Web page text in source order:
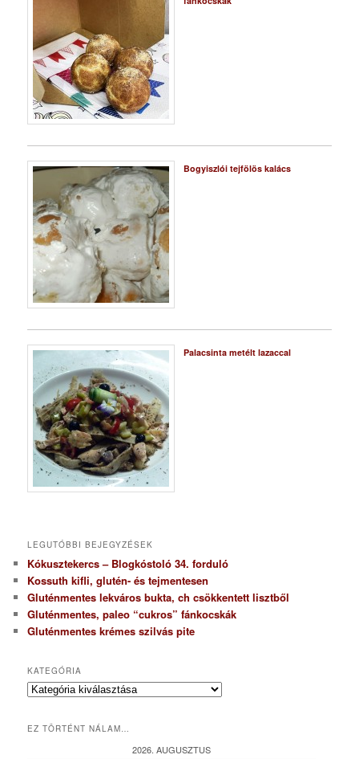
Bogyiszlói tejfölös kalács
Palacsinta metélt lazaccal
LEGUTÓBBI BEJEGYZÉSEK
Kókusztekercs – Blogkóstoló 34. forduló
Kossuth kifli, glutén- és tejmentesen
Gluténmentes lekváros bukta, ch csökkentett lisztből
Gluténmentes, paleo “cukros” fánkocskák
Gluténmentes krémes szilvás pite
KATEGÓRIA
K
e
EZ TÖRTÉNT NÁLAM…
2026. AUGUSZTUS